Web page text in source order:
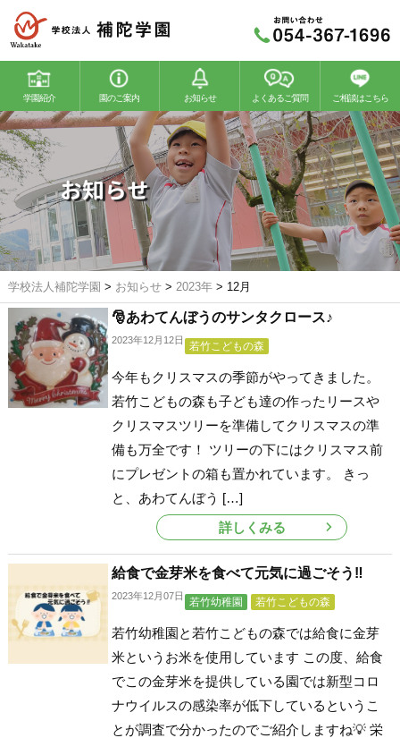
学園紹介 園のご案内
若竹幼稚園 若竹こどもの森
お知らせ よくあるご質問 ご相談はこちら
お知らせ
学校法人補陀学園 > お知らせ> 2023年> 12月
🎅あわてんぼうのサンタクロース♪
2023年12月12日 若竹こどもの森
今年もクリスマスの季節がやってきました。
若竹こどもの森も子ども達の作ったリースや
クリスマスツリーを準備してクリスマスの準
備も万全です！ ツリーの下にはクリスマス前
にプレゼントの箱も置かれています。 きっ
と、あわてんぼう […]
詳しくみる
給食で金芽米を食べて元気に過ごそう‼
2023年12月07日 若竹幼稚園 若竹こどもの森
若竹幼稚園と若竹こどもの森では給食に金芽
米というお米を使用しています この度、給食
でこの金芽米を提供している園では新型コロ
ナウイルスの感染率が低下しているというこ
とが調査で分かったのでご紹介しますね💡 栄